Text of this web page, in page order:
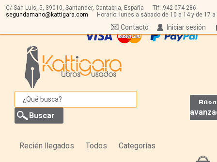
C/ San Luis, 5, 39010, Santander, Cantabria, España Tlf: 942 074 286
segundamano@kattigara.com
Horario: lunes a sábado de 10 a 14 y de 17 a
Iniciar sesión
Contacto
Recién llegados Todos Categorías